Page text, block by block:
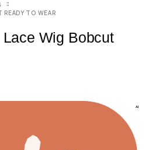
READY TO WEAR
Wig Bobcut
AI